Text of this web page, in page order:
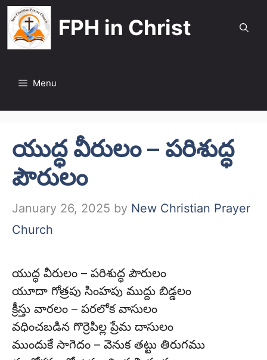
Skip
to
content
FPH in Christ
Menu
యుద్ధ వీరులం – పరిశుద్ధ
పౌరులం
January 26, 2025 by New Christian Prayer
Church
యుద్ధ వీరులం – పరిశుద్ధ పౌరులం
యూదా గోత్రపు సింహపు ముద్దు బిడ్డలం
క్రీస్తు వారలం – పరలోక వాసులం
వధించబడిన గొర్రెపిల్ల ప్రేమ దాసులం
ముందుకే సాగెదం – వెనుక తట్టు తిరుగము